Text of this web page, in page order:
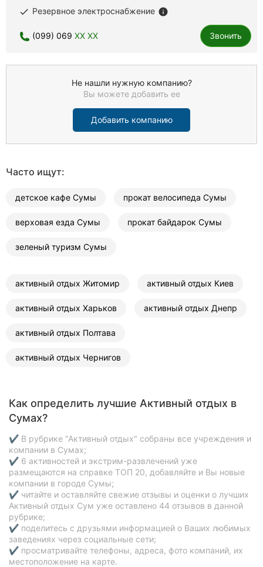
done Резервное электроснабжение info
(099) 069 XX XX Звонить
Не нашли нужную компанию?
Вы можете добавить ее
Добавить компанию
Часто ищут:
детское кафе Сумы прокат велосипеда Сумы
верховая езда Сумы прокат байдарок Сумы
зеленый туризм Сумы
активный отдых Житомир активный отдых Киев
активный отдых Харьков активный отдых Днепр
активный отдых Полтава
активный отдых Чернигов
Как определить лучшие Активный отдых в
Сумах?
✔ В рубрике "Активный отдых" собраны все учреждения и
компании в Сумах;
✔ 6 активностей и экстрим-развлечений уже
размещаются на справке ТОП 20, добавляйте и Вы новые
компании в городе Сумы;
✔ читайте и оставляйте свежие отзывы и оценки о лучших
Активный отдых Сум уже оставлено 44 отзывов в данной
рубрике;
✔ поделитесь с друзьями информацией о Ваших любимых
заведениях через социальные сети;
✔ просматривайте телефоны, адреса, фото компаний, их
местоположение на карте.